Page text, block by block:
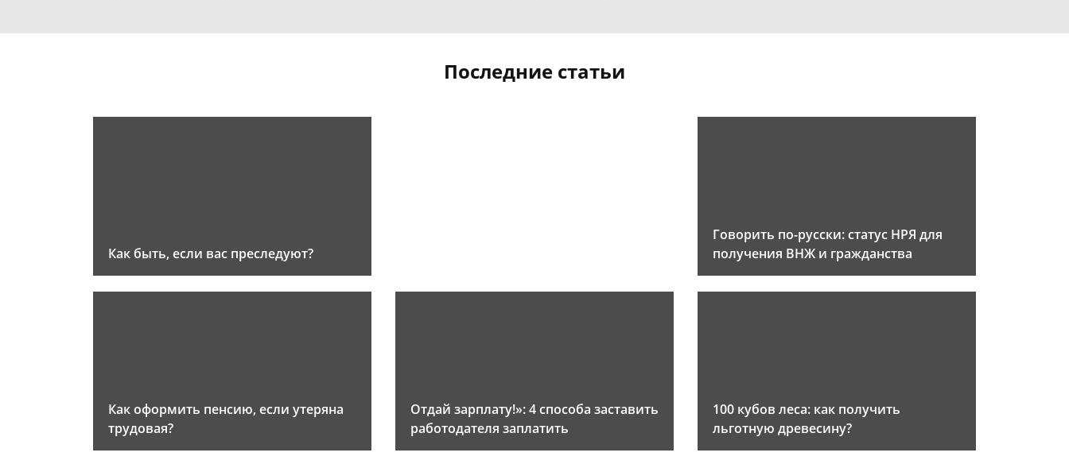
Последние статьи
Как быть, если вас преследуют?
Говорить по-русски: статус НРЯ для
получения ВНЖ и гражданства
Как оформить пенсию, если утеряна
трудовая?
Отдай зарплату!»: 4 способа заставить
работодателя заплатить
100 кубов леса: как получить
льготную древесину?